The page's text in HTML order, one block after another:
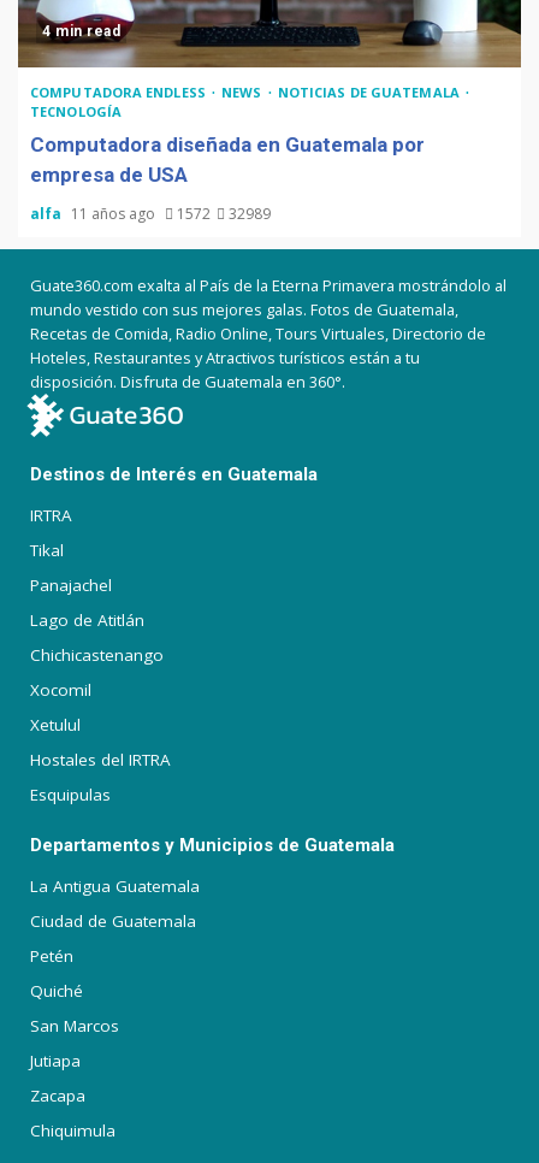
4 min read
COMPUTADORA ENDLESS NEWS
NOTICIAS DE GUATEMALA
TECNOLOGÍA
Computadora diseñada en Guatemala por
empresa de USA
alfa 11 años ago 1572 32989
Guate360.com exalta al País de la Eterna Primavera mostrándolo al
mundo vestido con sus mejores galas. Fotos de Guatemala,
Recetas de Comida, Radio Online, Tours Virtuales, Directorio de
Hoteles, Restaurantes y Atractivos turísticos están a tu
disposición. Disfruta de Guatemala en 360°.
Destinos de Interés en Guatemala
IRTRA
Tikal
Panajachel
Lago de Atitlán
Chichicastenango
Xocomil
Xetulul
Hostales del IRTRA
Esquipulas
Departamentos y Municipios de Guatemala
La Antigua Guatemala
Ciudad de Guatemala
Petén
Quiché
San Marcos
Jutiapa
Zacapa
Chiquimula